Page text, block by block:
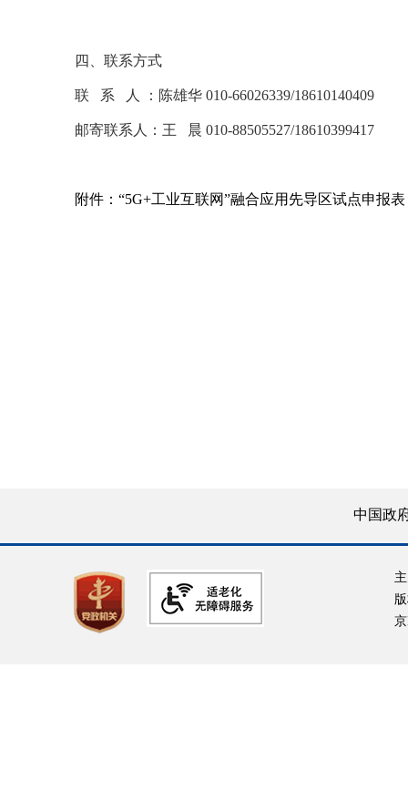
四、联系方式
联 系 人 ：陈雄华 010-66026339/18610140409
邮寄联系人：王 晨 010-88505527/18610399417
附件：“5G+工业互联网”融合应用先导区试点申报表
中国政